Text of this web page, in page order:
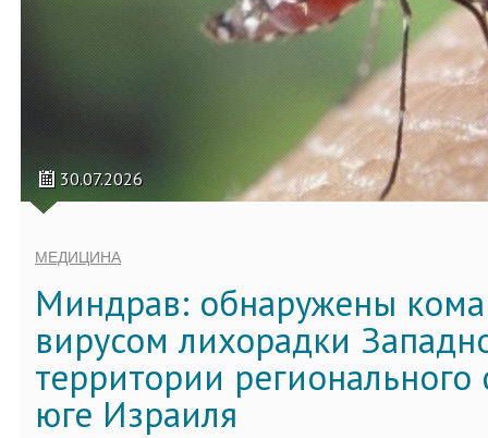
30.07.2026
МЕДИЦИНА
Миндрав: обнаружены
вирусом лихорадки
территории регионального
юге Израиля